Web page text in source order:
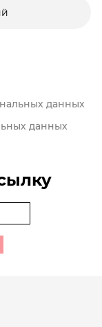
данных
данных